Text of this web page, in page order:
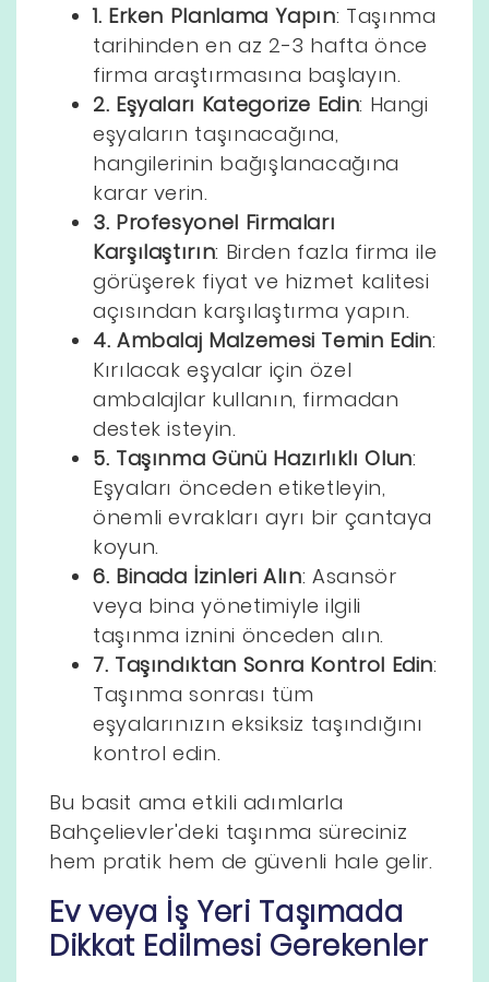
1. Erken Planlama Yapın: Taşınma
tarihinden en az 2-3 hafta önce
firma araştırmasına başlayın.
2. Eşyaları Kategorize Edin: Hangi
eşyaların taşınacağına,
hangilerinin bağışlanacağına
karar verin.
3. Profesyonel Firmaları
Karşılaştırın: Birden fazla firma ile
görüşerek fiyat ve hizmet kalitesi
açısından karşılaştırma yapın.
4. Ambalaj Malzemesi Temin Edin:
Kırılacak eşyalar için özel
ambalajlar kullanın, firmadan
destek isteyin.
5. Taşınma Günü Hazırlıklı Olun:
Eşyaları önceden etiketleyin,
önemli evrakları ayrı bir çantaya
koyun.
6. Binada İzinleri Alın: Asansör
veya bina yönetimiyle ilgili
taşınma iznini önceden alın.
7. Taşındıktan Sonra Kontrol Edin:
Taşınma sonrası tüm
eşyalarınızın eksiksiz taşındığını
kontrol edin.
Bu basit ama etkili adımlarla
Bahçelievler'deki taşınma süreciniz
hem pratik hem de güvenli hale gelir.
Ev veya İş Yeri Taşımada
Dikkat Edilmesi Gerekenler